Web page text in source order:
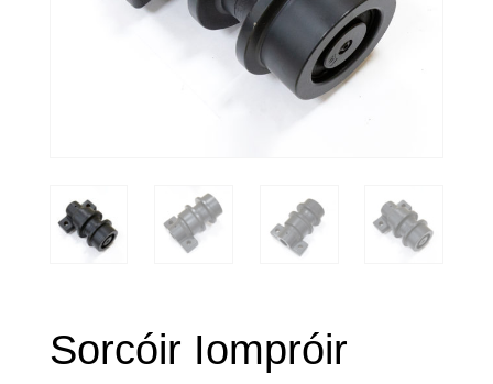
Sorcóir Iompróir